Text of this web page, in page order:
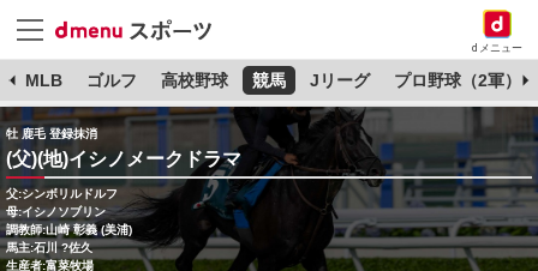
dメニュー
MLB ゴルフ 高校野球 競馬 Jリーグ プロ野球（2軍）
牡 鹿毛 登録抹消
(父)(地)イシノメークドラマ
父:シンボリルドルフ
母:イシノソブリン
調教師:山崎 彰義 (美浦)
馬主:石川 ?佐久
生産者:富菜牧場